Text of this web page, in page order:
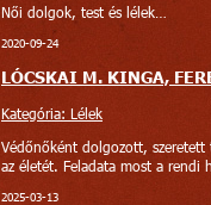
Női dolgok, test és lélek…
2020-09-24
LÓCSKAI M. KINGA,
Kategória: Lélek
Védőnőként dolgozott, szeretett
az életét. Feladata most a rendi
2025-03-13